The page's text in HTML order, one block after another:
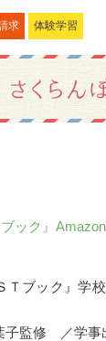
求 体験学習
ック』
Ｔブック』学
子監修 ／学事